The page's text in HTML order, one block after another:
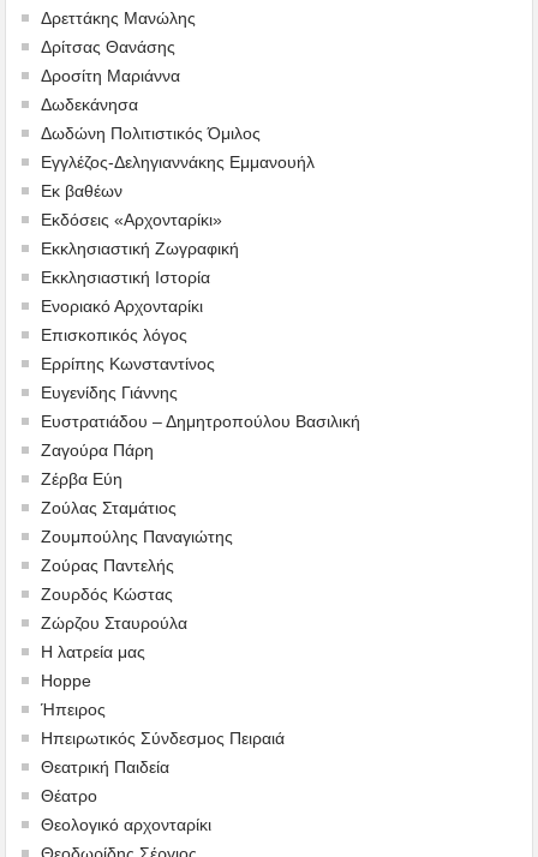
Δρεττάκης Μανώλης
Δρίτσας Θανάσης
Δροσίτη Μαριάννα
Δωδεκάνησα
Δωδώνη Πολιτιστικός Όμιλος
Εγγλέζος-Δεληγιαννάκης Εμμανουήλ
Εκ βαθέων
Εκδόσεις «Αρχονταρίκι»
Εκκλησιαστική Ζωγραφική
Εκκλησιαστική Ιστορία
Ενοριακό Αρχονταρίκι
Επισκοπικός λόγος
Ερρίπης Κωνσταντίνος
Ευγενίδης Γιάννης
Ευστρατιάδου – Δημητροπούλου Βασιλική
Ζαγούρα Πάρη
Ζέρβα Εύη
Ζούλας Σταμάτιος
Ζουμπούλης Παναγιώτης
Ζούρας Παντελής
Ζουρδός Κώστας
Ζώρζου Σταυρούλα
Η λατρεία μας
Hoppe
Ήπειρος
Ηπειρωτικός Σύνδεσμος Πειραιά
Θεατρική Παιδεία
Θέατρο
Θεολογικό αρχονταρίκι
Θεοδωρίδης Σέργιος